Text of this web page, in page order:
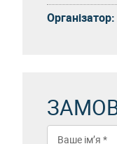
Організатор: